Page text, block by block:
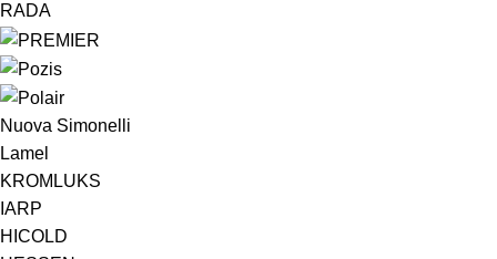
RADA
Nuova Simonelli
Lamel
KROMLUKS
IARP
HICOLD